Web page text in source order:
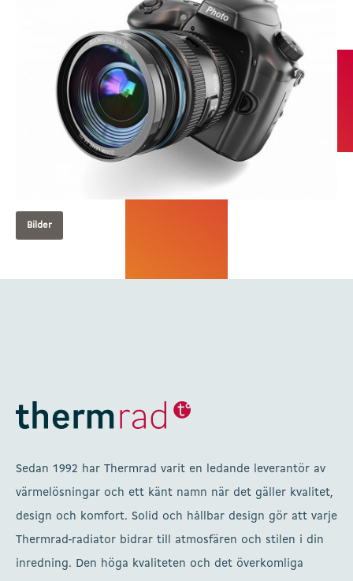
Bilder
Sedan 1992 har Thermrad varit en ledande leverantör av
värmelösningar och ett känt namn när det gäller kvalitet,
design och komfort. Solid och hållbar design gör att varje
Thermrad-radiator bidrar till atmosfären och stilen i din
inredning. Den höga kvaliteten och det överkomliga